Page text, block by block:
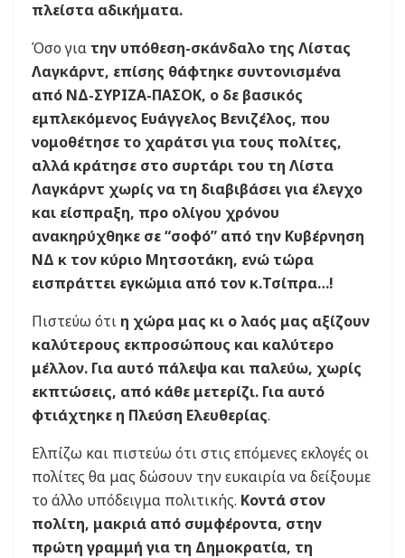
πλείστα αδικήματα.
Όσο για την υπόθεση-σκάνδαλο της Λίστας
Λαγκάρντ, επίσης θάφτηκε συντονισμένα
από ΝΔ-ΣΥΡΙΖΑ-ΠΑΣΟΚ, ο δε βασικός
εμπλεκόμενος Ευάγγελος Βενιζέλος, που
νομοθέτησε το χαράτσι για τους πολίτες,
αλλά κράτησε στο συρτάρι του τη Λίστα
Λαγκάρντ χωρίς να τη διαβιβάσει για έλεγχο
και είσπραξη, προ ολίγου χρόνου
ανακηρύχθηκε σε “σοφό” από την Κυβέρνηση
ΝΔ κ τον κύριο Μητσοτάκη, ενώ τώρα
εισπράττει εγκώμια από τον κ.Τσίπρα…!
Πιστεύω ότι η χώρα μας κι ο λαός μας αξίζουν
καλύτερους εκπροσώπους και καλύτερο
μέλλον. Για αυτό πάλεψα και παλεύω, χωρίς
εκπτώσεις, από κάθε μετερίζι. Για αυτό
φτιάχτηκε η Πλεύση Ελευθερίας.
Ελπίζω και πιστεύω ότι στις επόμενες εκλογές οι
πολίτες θα μας δώσουν την ευκαιρία να δείξουμε
το άλλο υπόδειγμα πολιτικής. Κοντά στον
πολίτη, μακριά από συμφέροντα, στην
πρώτη γραμμή για τη Δημοκρατία, τη